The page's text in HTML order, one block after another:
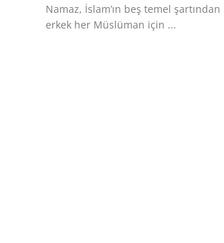
KISSADAN HİSSE
Namaz, İslam’ın beş temel
erkek her Müslüman için ...